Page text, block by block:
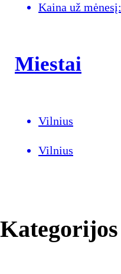
Kaina už mėnesį:
Miestai
Vilnius
Vilnius
Kategorijos